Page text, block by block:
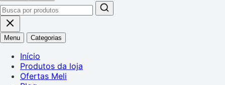
Menu Categorias
Início
Produtos da loja
Ofertas Meli